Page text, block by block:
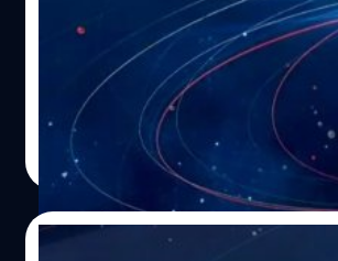
Qualcomm ได้เปิดตัวชิปเซตสำหรับสม
ระดับกลางรุ่นใหม่ นั่นคือ Snapdragon 7
หลายตัวจาก Snapdragon 8+ Gen 1 มาใส่
ปรีดี ฤกษ์วลีกุล | 1539 days ago
Read More
16/05/2022